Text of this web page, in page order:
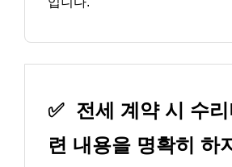
✅ 전세 계약 시 수
련 내용을 명확히 하